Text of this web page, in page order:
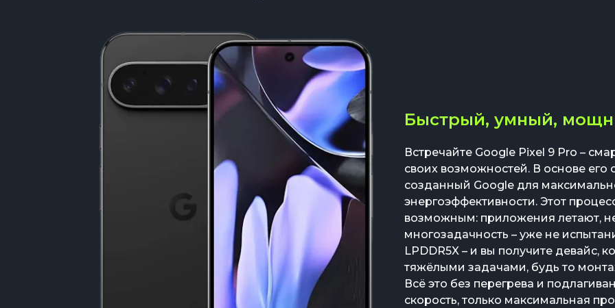
Быстрый, умный,
Встречайте Google Pixel 9 Pro –
своих возможностей. В основе
созданный Google для
энергоэффективности. Этот
возможным: приложения летают,
многозадачность – уже не
LPDDR5X – и вы получите девайс,
тяжёлыми задачами, будь то
Всё это без перегрева и
скорость, только максимальная